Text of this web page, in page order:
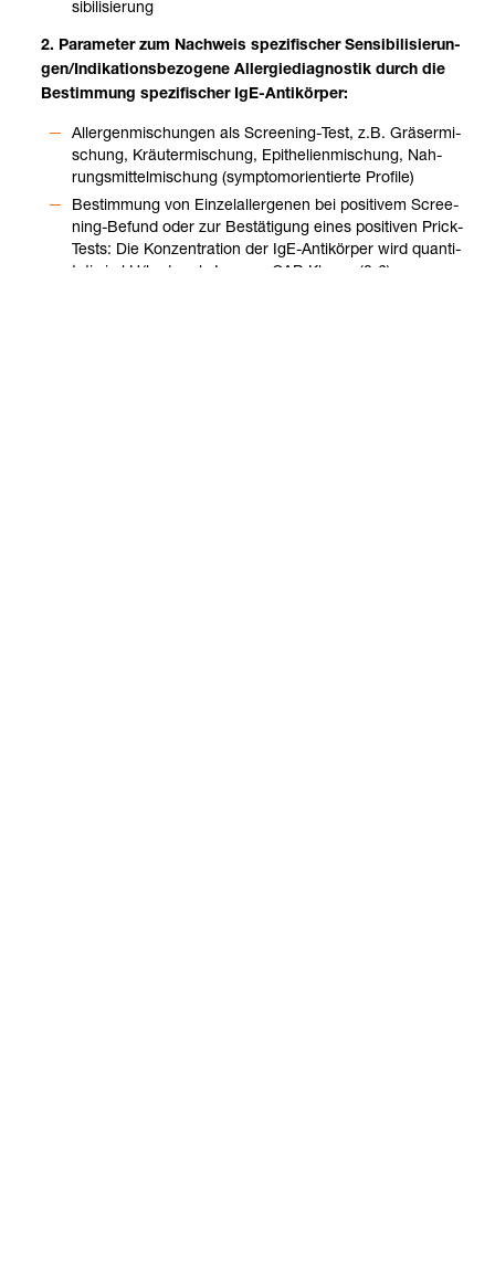
si­bi­li­sie­rung
2. Para­me­ter zum Nach­weis spe­zi­fi­scher Sen­si­bi­li­sie­run­
gen/Indi­ka­ti­ons­be­zo­gene All­er­gie­dia­gnos­tik durch die
Bestim­mung spe­zi­fi­scher IgE-​Anti­kör­per:
All­er­gen­mi­schun­gen als Scree­ning-​Test, z.B. Grä­ser­mi­
schung, Kräu­ter­mi­schung, Epi­the­li­en­mi­schung, Nah­
rungs­mit­tel­mi­schung (sym­ptom­ori­en­tierte Pro­file)
Bestim­mung von Ein­zel­all­er­ge­nen bei posi­ti­vem Scree­
ning-​Befund oder zur Bestä­ti­gung eines posi­ti­ven Prick-​
Tests: Die Kon­zen­tra­tion der IgE-​Anti­kör­per wird quan­ti­
ta­tiv in kU/l oder als Immu­n­o­CAP-​Klasse (0-6) ange­ge­
Post­ana­ly­tik Unsere Ser­vices